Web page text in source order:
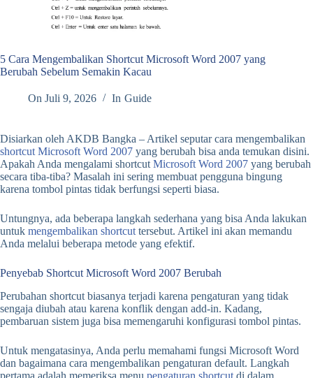
5 Cara Mengembalikan Shortcut Microsoft Word 2007 yang
Berubah Sebelum Semakin Kacau
On Juli 9, 2026 In Guide
Disiarkan oleh AKDB Bangka – Artikel seputar cara mengembalikan
shortcut Microsoft Word 2007 yang berubah bisa anda temukan disini.
Apakah Anda mengalami shortcut Microsoft Word 2007 yang berubah
secara tiba-tiba? Masalah ini sering membuat pengguna bingung
karena tombol pintas tidak berfungsi seperti biasa.
Untungnya, ada beberapa langkah sederhana yang bisa Anda lakukan
untuk mengembalikan shortcut tersebut. Artikel ini akan memandu
Anda melalui beberapa metode yang efektif.
Penyebab Shortcut Microsoft Word 2007 Berubah
Perubahan shortcut biasanya terjadi karena pengaturan yang tidak
sengaja diubah atau karena konflik dengan add-in. Kadang,
pembaruan sistem juga bisa memengaruhi konfigurasi tombol pintas.
Untuk mengatasinya, Anda perlu memahami fungsi Microsoft Word
dan bagaimana cara mengembalikan pengaturan default. Langkah
pertama adalah memeriksa menu pengaturan shortcut di dalam